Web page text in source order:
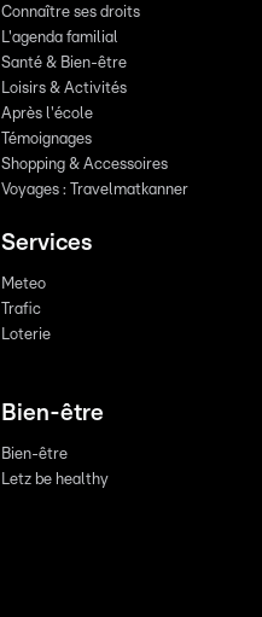
Connaître ses droits
L'agenda familial
Santé & Bien-être
Loisirs & Activités
Après l'école
Témoignages
Shopping & Accessoires
Voyages : Travelmatkanner
Services
Meteo
Trafic
Loterie
Bien-être
Bien-être
Letz be healthy